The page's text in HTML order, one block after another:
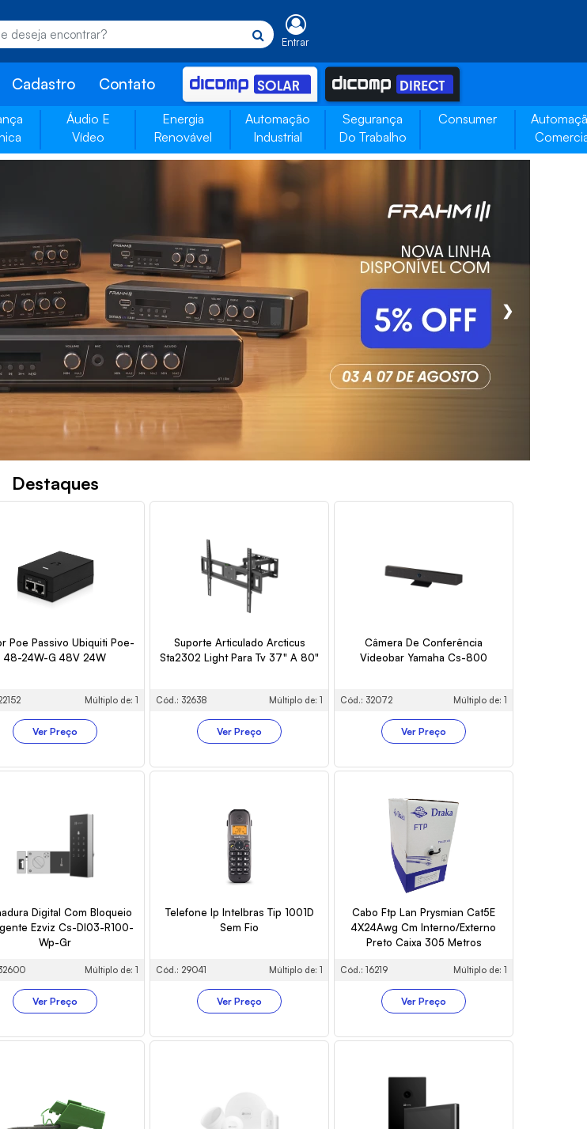
Entrar
Cadastro Contato
Áudio E
Vídeo
Energia
Renovável
Automação
Industrial
Segurança
Do Trabalho
Consumer
❯
Destaques
Poe Passivo Ubiquiti Poe-
48-24W-G 48V 24W
Múltiplo de: 1
Ver Preço
Suporte Articulado Arcticus
Sta2302 Light Para Tv 37" A 80"
Cód.: 32638 Múltiplo de: 1
Ver Preço
Câmera De Conferência
Videobar Yamaha Cs-800
Cód.: 32072 Múltiplo de: 1
Ver Preço
Digital Com Bloqueio
Ezviz Cs-Dl03-R100-
Wp-Gr
Múltiplo de: 1
Ver Preço
Telefone Ip Intelbras Tip 1001D
Sem Fio
Cód.: 29041 Múltiplo de: 1
Ver Preço
Cabo Ftp Lan Prysmian Cat5E
4X24Awg Cm Interno/Externo
Preto Caixa 305 Metros
Cód.: 16219 Múltiplo de: 1
Ver Preço